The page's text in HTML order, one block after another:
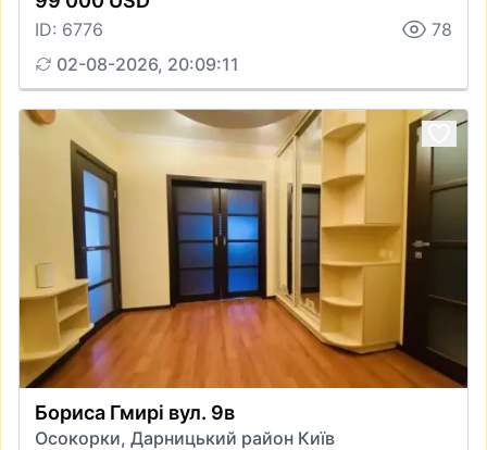
ID: 6776
78
02-08-2026, 20:09:11
Бориса Гмирі вул. 9в
Осокорки, Дарницький район Київ